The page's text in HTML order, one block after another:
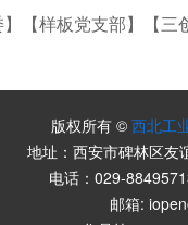
【样板党支部】【
版权所有 © 西北工
地址：西安市碑林区
电话：029-
邮箱: